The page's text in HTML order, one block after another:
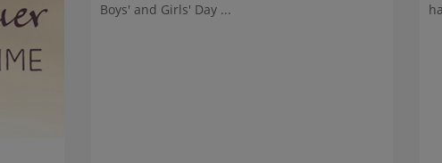
Boys' and Girls' Day ...